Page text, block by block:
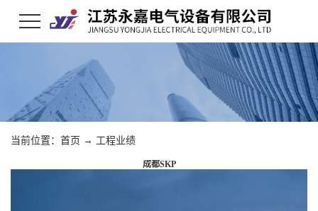
当前位置： 首页 → 工程业绩
成都SKP